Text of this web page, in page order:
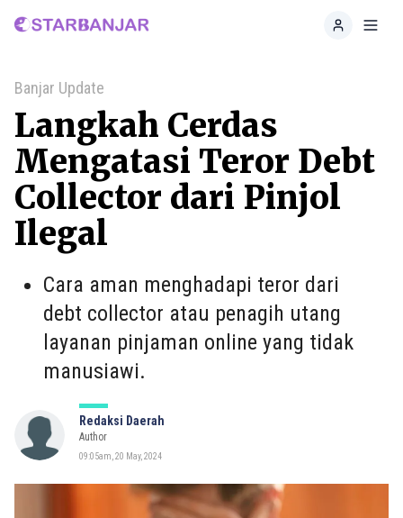
Home
Banjar Update
Langkah Cerdas
Mengatasi Teror Debt
Collector dari Pinjol
Ilegal
Cara aman menghadapi teror dari
debt collector atau penagih utang
layanan pinjaman online yang tidak
manusiawi.
Redaksi Daerah
Author
09:05am, 20 May, 2024